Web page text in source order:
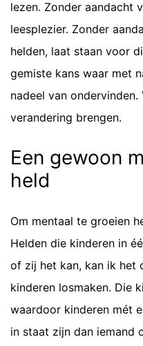
lezen. Zonder aandacht
leesplezier. Zonder
helden, laat staan voor
gemiste kans waar met
nadeel van
verandering brengen.
Een gewoon
held
Om mentaal te groeien
Helden die kinderen in
of zij het kan, kan ik het
kinderen losmaken. Die
waardoor kinderen mét
in staat zijn dan iemand